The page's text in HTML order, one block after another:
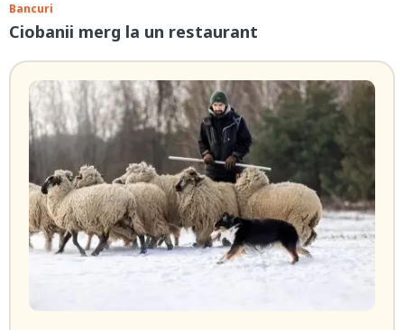
Bancuri
Ciobanii merg la un restaurant